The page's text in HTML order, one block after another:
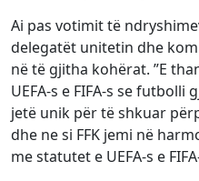
Ai pas votimit të
delegatët unitetin dhe
në të gjitha kohërat. ”E
UEFA-s e FIFA-s se
jetë unik për të shkuar
dhe ne si FFK jemi në
me statutet e UEFA-s e